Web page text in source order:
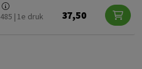
| 1e druk
37,50